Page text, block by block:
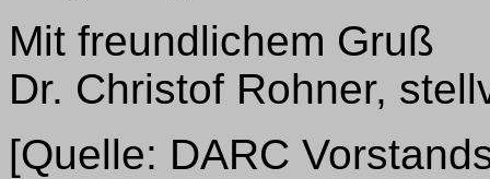
Mit freundlichem Gruß
Dr. Christof Rohner,
[Quelle: DARC